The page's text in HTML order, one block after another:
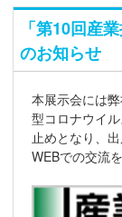
「第10回産
のお知らせ
本展示会には
型コロナウイ
止めとなり、
WEBでの交流